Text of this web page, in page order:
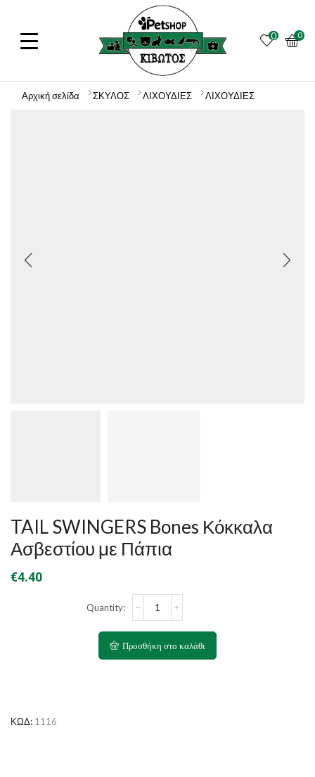
0 0
Αρχική σελίδα ΣΚΥΛΟΣ ΛΙΧΟΥΔΙΕΣ ΛΙΧΟΥΔΙΕΣ
TAIL SWINGERS Bones Κόκκαλα
Ασβεστίου με Πάπια
€4.40
SWINGERS
Ασβεστίου
με
Προσθήκη στο καλάθι
ΚΩΔ: 1116